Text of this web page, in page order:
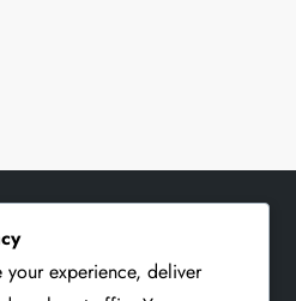
experience, deliver